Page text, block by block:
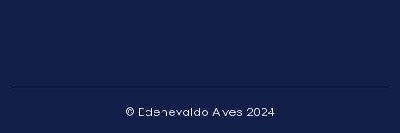
© Edenevaldo Alves 2024